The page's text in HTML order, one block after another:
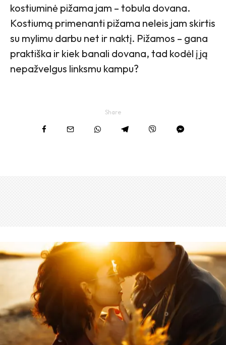
kostiuminė pižama jam – tobula dovana.
Kostiumą primenanti pižama neleis jam skirtis
su mylimu darbu net ir naktį. Pižamos – gana
praktiška ir kiek banali dovana, tad kodėl į ją
nepažvelgus linksmu kampu?
Share